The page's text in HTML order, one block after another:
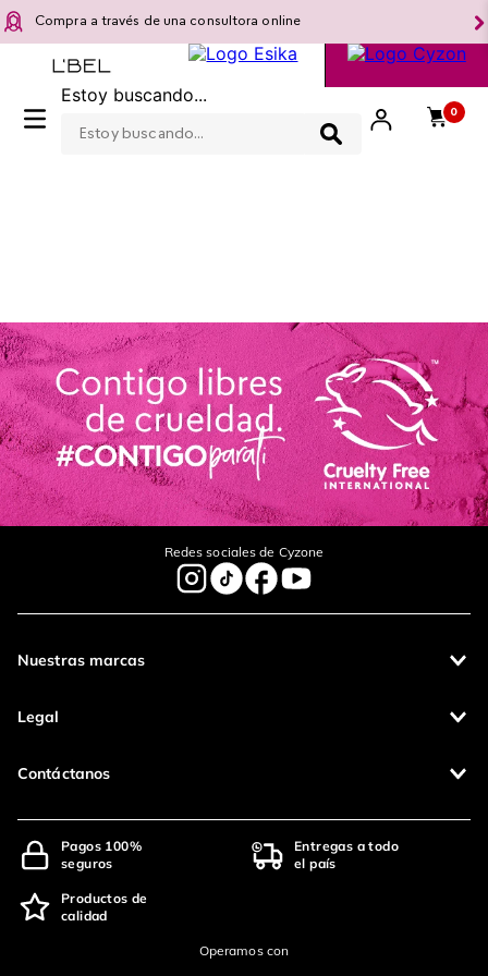
Compra a través de una consultora online
Estoy buscando...
0
Redes sociales de Cyzone
Nuestras marcas
Legal
Contáctanos
Pagos 100%
seguros
Entregas a todo
el país
Productos de
calidad
Operamos con